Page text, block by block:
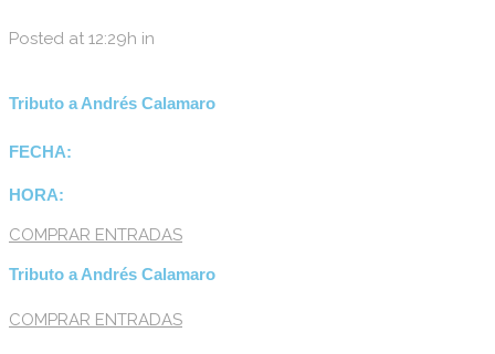
Posted at 12:29h in
Tributo a Andrés Calamaro
FECHA:
HORA:
COMPRAR ENTRADAS
Tributo a Andrés Calamaro
COMPRAR ENTRADAS